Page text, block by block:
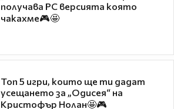
получава PC версията която
чакахме🎮🤩
Топ 5 игри, които ще ти дадат
усещането за „Одисея“ на
Кристофър Нолан🤩🎮